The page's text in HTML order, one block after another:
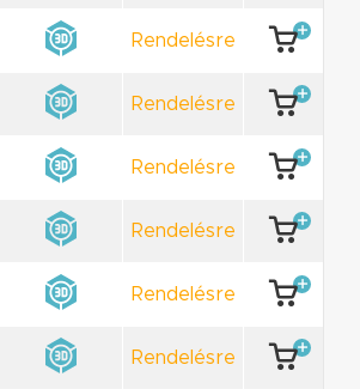
Rendelésre
Rendelésre
Rendelésre
Rendelésre
Rendelésre
Rendelésre